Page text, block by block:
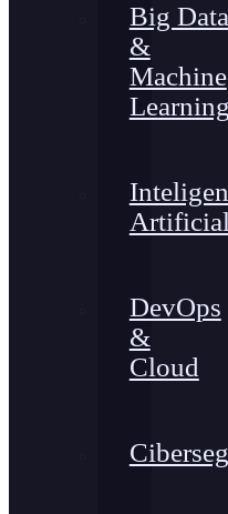
Big Data
&
Machine
Learning
Artificial
DevOps
&
Cloud